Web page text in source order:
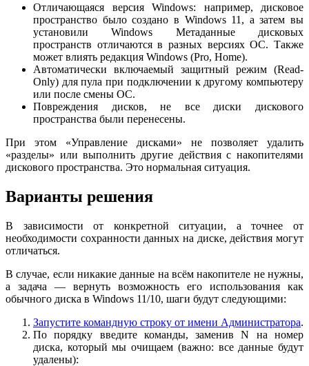
Отличающаяся версия Windows: например, дисковое
пространство было создано в Windows 11, а затем вы
установили Windows Метаданные дисковых
пространств отличаются в разных версиях ОС. Также
может влиять редакция Windows (Pro, Home).
Автоматически включаемый защитный режим (Read-
Only) для пула при подключении к другому компьютеру
или после смены ОС.
Повреждения дисков, не все диски дискового
пространства были перенесены.
При этом «Управление дисками» не позволяет удалить
«разделы» или выполнить другие действия с накопителями
дискового пространства. Это нормальная ситуация.
Варианты решения
В зависимости от конкретной ситуации, а точнее от
необходимости сохранности данных на диске, действия могут
отличаться.
В случае, если никакие данные на всём накопителе не нужны,
а задача — вернуть возможность его использования как
обычного диска в Windows 11/10, шаги будут следующими:
Запустите командную строку от имени Администратора.
По порядку введите команды, заменив N на номер
диска, который мы очищаем (важно: все данные будут
удалены):